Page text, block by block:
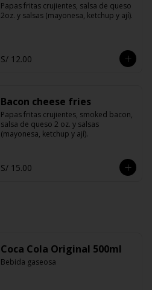
Papas fritas crujientes, salsa de queso
2oz. y salsas (mayonesa, ketchup y ají).
S/ 12.00
Bacon cheese fries
Papas fritas crujientes, smoked bacon,
salsa de queso 2 oz. y salsas
(mayonesa, ketchup y ají).
S/ 15.00
Coca Cola Original 500ml
Bebida gaseosa